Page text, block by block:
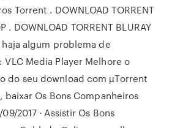
Torrent . DOWNLOAD TORRENT
. DOWNLOAD TORRENT BLURAY
haja algum problema de
Media Player Melhore o
do seu download com µTorrent
baixar Os Bons Companheiros
2017 · Assistir Os Bons